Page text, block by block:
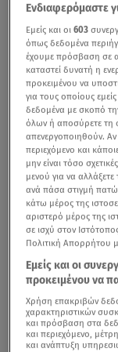
Ενδιαφερόμαστε
Εμείς και οι603
όπως δεδομένα
έχουμε πρόσβαση σε
καταστεί δυνατή η
προκειμένου να
για τους οποίους
δεδομένα με σκοπό
όλων ή αποσύρετε τη
απενεργοποιηθούν. Αν
περιεχόμενο και
μην είναι τόσο
μενού για να
ανά πάσα στιγμή
κάτω μέρος της
αριστερό μέρος της
σε ισχύ στον
Πολιτική Απορρήτου
Εμείς και οι
προκειμένου να
Χρήση επακριβών
χαρακτηριστικών
και πρόσβαση στα
και περιεχόμενο,
και ανάπτυξη